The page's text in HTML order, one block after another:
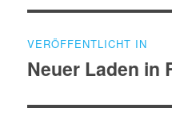
VERÖFFENTLICHT IN
Neuer Laden in